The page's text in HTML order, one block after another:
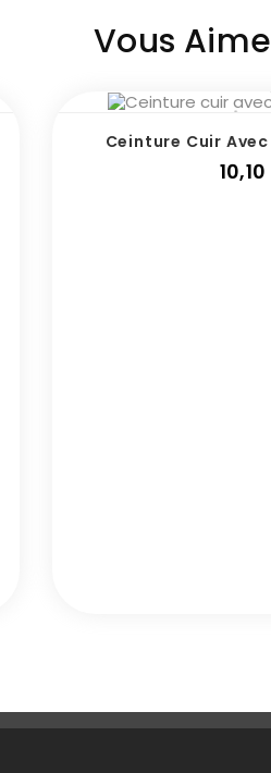
Vous
Ceinture Cuir